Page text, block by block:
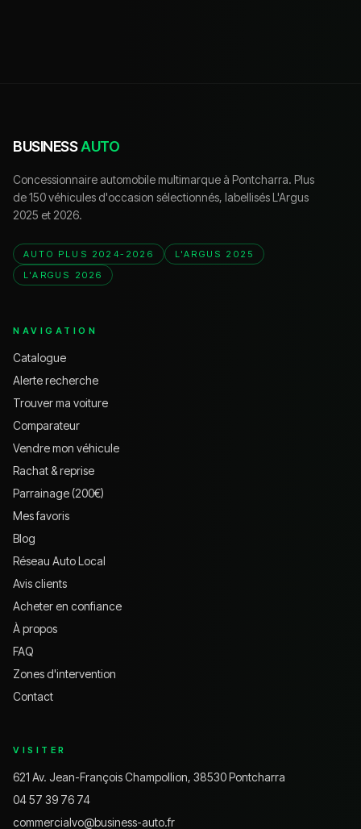
BUSINESSAUTO
Concessionnaire automobile multimarque à Pontcharra. Plus
de 150 véhicules d'occasion sélectionnés, labellisés L'Argus
2025 et 2026.
AUTO PLUS 2024-2026
L'ARGUS 2025
L'ARGUS 2026
NAVIGATION
Catalogue
Alerte recherche
Trouver ma voiture
Comparateur
Vendre mon véhicule
Rachat & reprise
Parrainage (200€)
Mes favoris
Blog
Réseau Auto Local
Avis clients
Acheter en confiance
À propos
FAQ
Zones d'intervention
Contact
VISITER
621 Av. Jean-François Champollion, 38530 Pontcharra
04 57 39 76 74
commercialvo@business-auto.fr